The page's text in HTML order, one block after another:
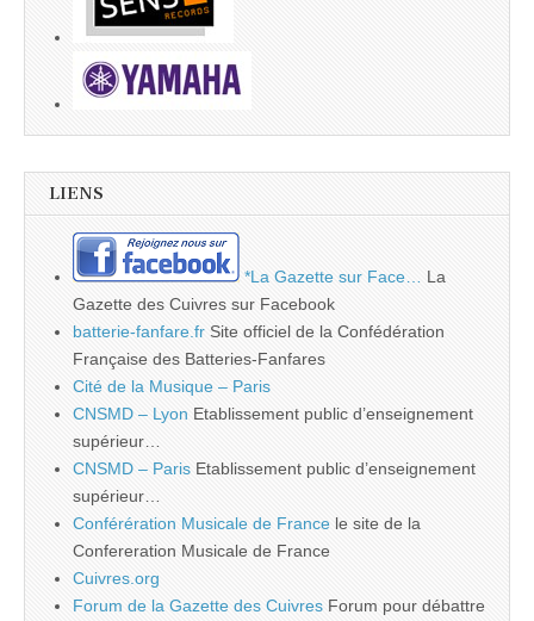
LIENS
*La Gazette sur Face…
La
Gazette des Cuivres sur Facebook
batterie-fanfare.fr Site officiel de la Confédération
Française des Batteries-Fanfares
Cité de la Musique – Paris
CNSMD – Lyon Etablissement public d’enseignement
supérieur…
CNSMD – Paris Etablissement public d’enseignement
supérieur…
Conférération Musicale de France le site de la
Confereration Musicale de France
Cuivres.org
Forum de la Gazette des Cuivres Forum pour débattre